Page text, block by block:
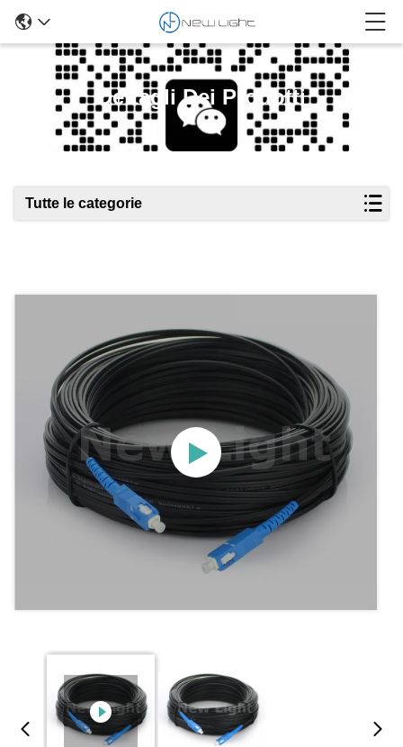
Dettagli Dei Prodotti
Tutte le categorie